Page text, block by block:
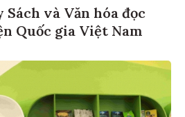
Sách và Văn hóa đọc
Quốc gia Việt Nam